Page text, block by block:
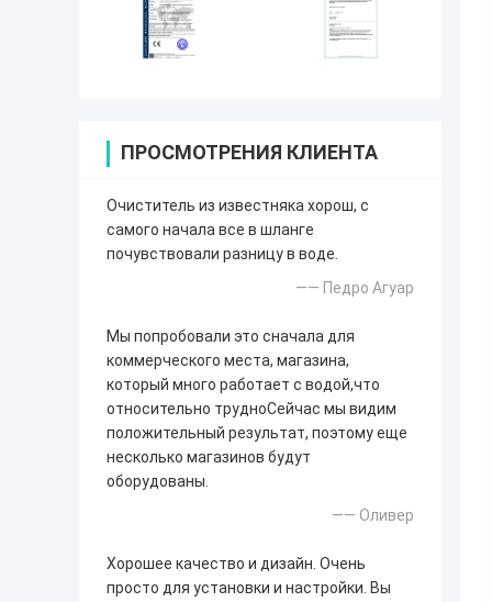
ПРОСМОТРЕНИЯ КЛИЕНТА
Очиститель из известняка хорош, с
самого начала все в шланге
почувствовали разницу в воде.
—— Педро Агуар
Мы попробовали это сначала для
коммерческого места, магазина,
который много работает с водой,что
относительно трудноСейчас мы видим
положительный результат, поэтому еще
несколько магазинов будут
оборудованы.
—— Оливер
Хорошее качество и дизайн. Очень
просто для установки и настройки. Вы